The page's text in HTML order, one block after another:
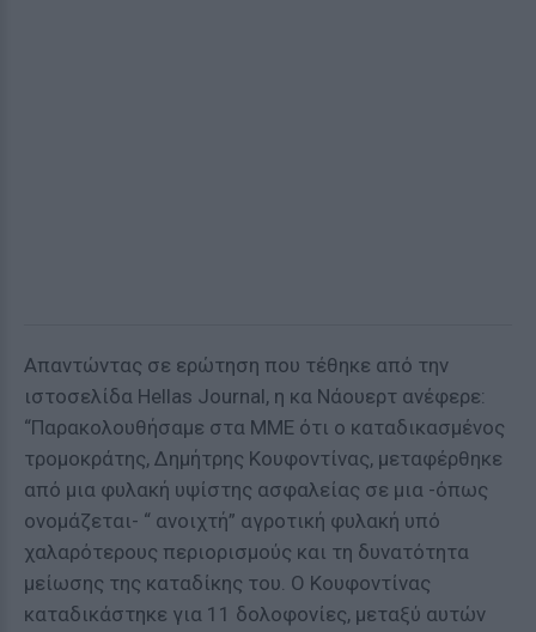
Απαντώντας σε ερώτηση που τέθηκε από την
ιστοσελίδα Hellas Journal, η κα Νάουερτ ανέφερε:
“Παρακολουθήσαμε στα ΜΜΕ ότι ο καταδικασμένος
τρομοκράτης, Δημήτρης Κουφοντίνας, μεταφέρθηκε
από μια φυλακή υψίστης ασφαλείας σε μια -όπως
ονομάζεται- “ ανοιχτή” αγροτική φυλακή υπό
χαλαρότερους περιορισμούς και τη δυνατότητα
μείωσης της καταδίκης του. Ο Κουφοντίνας
καταδικάστηκε για 11 δολοφονίες, μεταξύ αυτών